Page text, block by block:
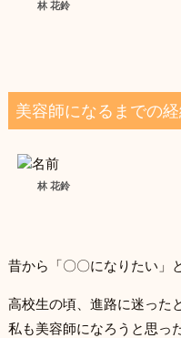
林 花鈴
美容師になるまでの
林 花鈴
昔から「〇〇になりたい」
高校生の頃、進路に迷った
私も美容師になろうと思っ